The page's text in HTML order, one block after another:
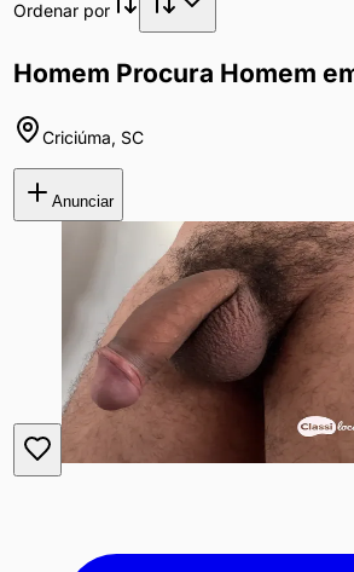
Ordenar por
Homem Procura Homem
Criciúma, SC
Anunciar